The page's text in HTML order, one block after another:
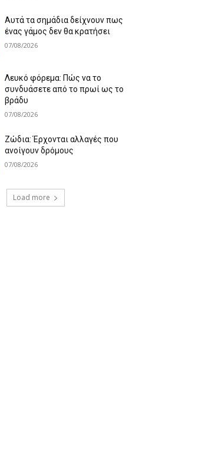
Αυτά τα σημάδια δείχνουν πως
ένας γάμος δεν θα κρατήσει
07/08/2026
Λευκό φόρεμα: Πώς να το
συνδυάσετε από το πρωί ως το
βράδυ
07/08/2026
Ζώδια: Έρχονται αλλαγές που
ανοίγουν δρόμους
07/08/2026
Load more